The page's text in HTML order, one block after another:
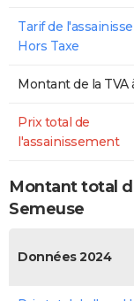
Tarif de
Hors Taxe
Montant de la TVA
Prix total de
l'assainissement
Montant total
Semeuse
Données 2024